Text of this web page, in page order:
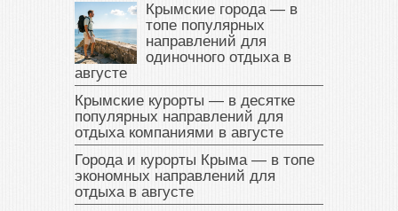
Крымские города — в
топе популярных
направлений для
одиночного отдыха в
августе
Крымские курорты — в десятке
популярных направлений для
отдыха компаниями в августе
Города и курорты Крыма — в топе
экономных направлений для
отдыха в августе